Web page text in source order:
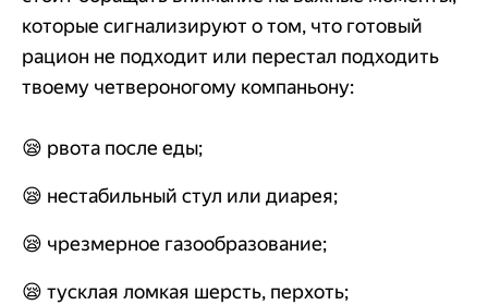
которые сигнализируют о том, что готовый
рацион не подходит или перестал подходить
твоему четвероногому компаньону:
😪 рвота после еды;
😪 нестабильный стул или диарея;
😪 чрезмерное газообразование;
😪 тусклая ломкая шерсть, перхоть;